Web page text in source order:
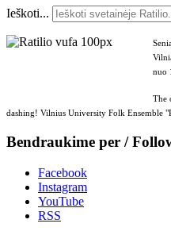
Ieškoti...
nuo
The
dashing! Vilnius University Folk Ensemble
Bendraukime per /
Facebook
Instagram
YouTube
RSS